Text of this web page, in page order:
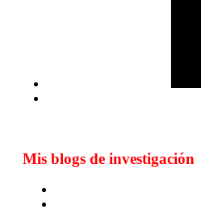
Mis blogs de investigación